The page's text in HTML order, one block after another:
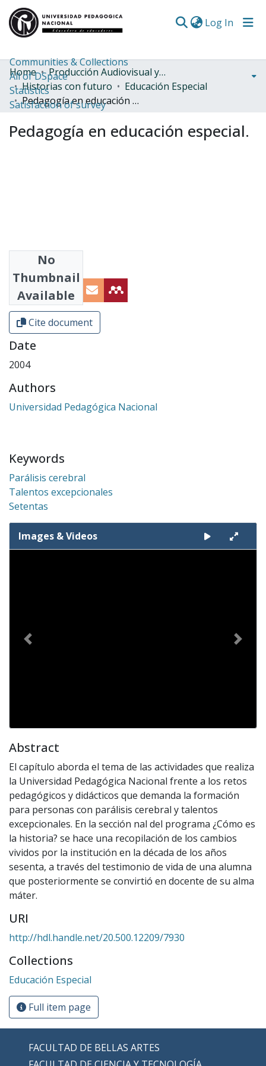
Log In
Communities & Collections
All of DSpace
Statistics
Satisfaction of survey
Home
Producción Audiovisual y Radial
Historias con futuro
Educación Especial
Pedagogía en educación especial.
Pedagogía en educación especial.
No
Thumbnail
Available
Share
Cite document
Date
2004
Authors
Universidad Pedagógica Nacional
Keywords
Parálisis cerebral
Talentos excepcionales
Setentas
Images & Videos
Previous Next
Abstract
El capítulo aborda el tema de las actividades que realiza
la Universidad Pedagógica Nacional frente a los retos
pedagógicos y didácticos que demanda la formación
para personas con parálisis cerebral y talentos
excepcionales. En la sección nal del programa ¿Cómo es
la historia? se hace una recopilación de los cambios
vividos por la institución en la década de los años
sesenta, a través del testimonio de vida de una alumna
que posteriormente se convirtió en docente de su alma
máter.
URI
http://hdl.handle.net/20.500.12209/7930
Collections
Educación Especial
Full item page
FACULTAD DE BELLAS ARTES